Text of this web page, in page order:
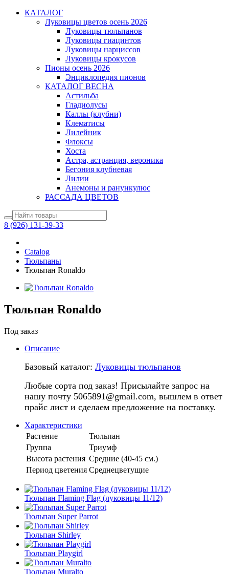
КАТАЛОГ
Луковицы цветов осень 2026
Луковицы тюльпанов
Луковицы гиацинтов
Луковицы нарциссов
Луковицы крокусов
Пионы осень 2026
Энциклопедия пионов
КАТАЛОГ ВЕСНА
Астильба
Гладиолусы
Каллы (клубни)
Клематисы
Лилейник
Флоксы
Хоста
Астра, астранция, вероника
Бегония клубневая
Лилии
Анемоны и ранункулюс
РАССАДА ЦВЕТОВ
8 (926) 131-39-33
Catalog
Тюльпаны
Тюльпан Ronaldo
Тюльпан Ronaldo
Под заказ
Описание
Базовый каталог: Луковицы тюльпанов
Любые сорта под заказ! Присылайте запрос на
нашу почту 5065891@gmail.com, вышлем в ответ
прайс лист и сделаем предложение на поставку.
Характеристики
Растение
Тюльпан
Группа
Триумф
Высота растения Средние (40-45 см.)
Период цветения Среднецветущие
Тюльпан Flaming Flag (луковицы 11/12)
Тюльпан Super Parrot
Тюльпан Shirley
Тюльпан Playgirl
Тюльпан Muralto